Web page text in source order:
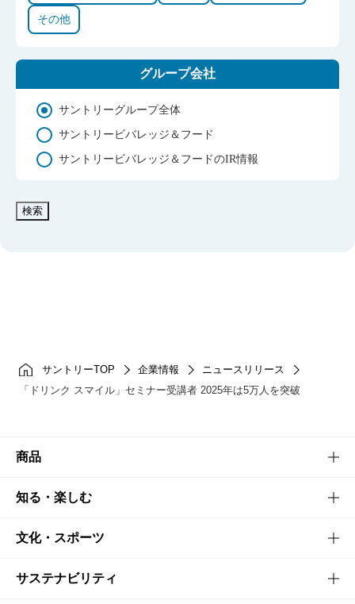
サントリーTOP 企業情報
ニュースリリース
「ドリンク スマイル」セミナー受講者 2025年は5万人を突破
その他
グループ会社
サントリーグループ全体
サントリービバレッジ＆フード
サントリービバレッジ＆フードのIR情報
検索
商品
商品TOP
商品一覧
商品発売情報
知る・楽しむ
知る・楽しむTOP
キャンペーン
文化・スポーツ
文化・スポーツTOP
サステナビリティ